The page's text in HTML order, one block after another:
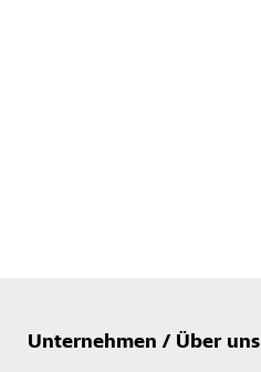
Unternehmen / Über uns